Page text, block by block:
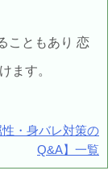
こともあり 恋
ます。
性・身バレ対策の
Q&A】一覧